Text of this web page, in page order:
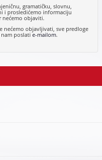
gramatičku, slovnu,
i prosledićemo informaciju
nećemo objaviti.
nećemo objavljivati, sve predloge
nam poslatie-mailom.